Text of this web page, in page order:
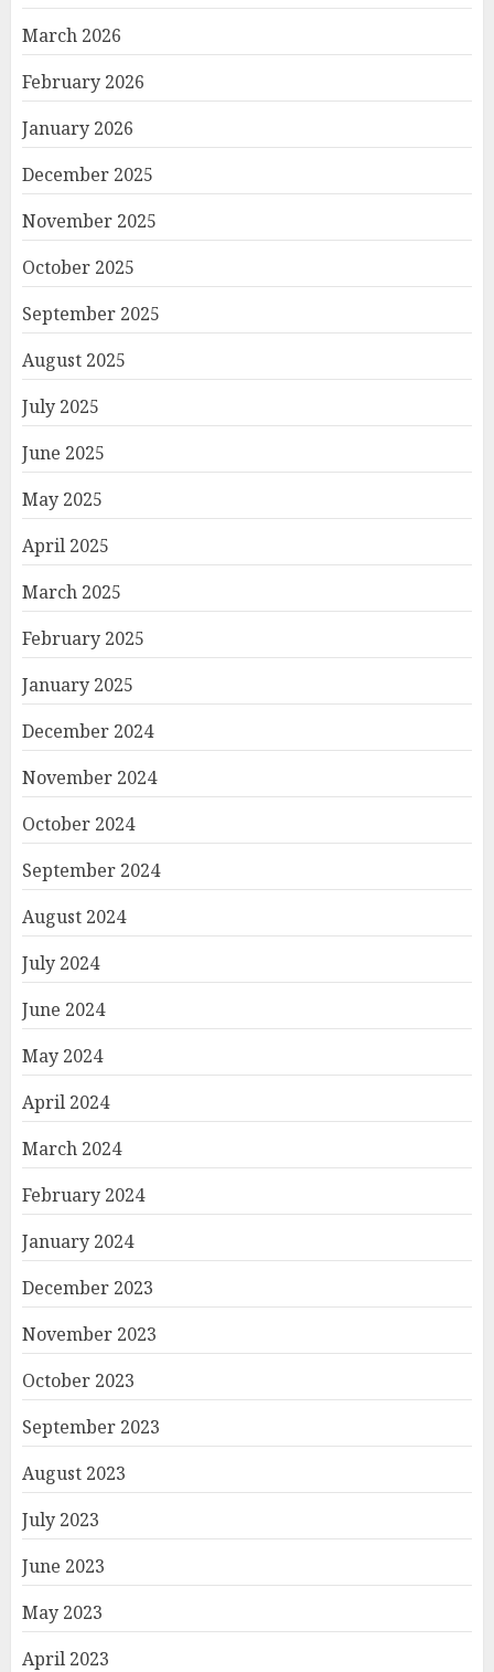
March 2026
February 2026
January 2026
December 2025
November 2025
October 2025
September 2025
August 2025
July 2025
June 2025
May 2025
April 2025
March 2025
February 2025
January 2025
December 2024
November 2024
October 2024
September 2024
August 2024
July 2024
June 2024
May 2024
April 2024
March 2024
February 2024
January 2024
December 2023
November 2023
October 2023
September 2023
August 2023
July 2023
June 2023
May 2023
April 2023